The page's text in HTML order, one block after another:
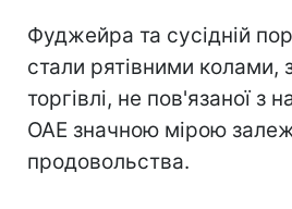
Фуджейра та сусідній
стали рятівними колами,
торгівлі, не пов'язаної з
ОАЕ значною мірою
продовольства.